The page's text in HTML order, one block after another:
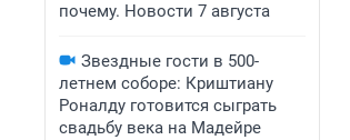
почему. Новости 7 августа
Звездные гости в 500-
летнем соборе: Криштиану
Роналду готовится сыграть
свадьбу века на Мадейре